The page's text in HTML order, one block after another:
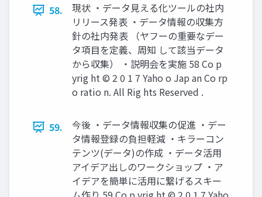
58.
現状 ・データ見える化ツールの社内
リリース発表 ・データ情報の収集方
針の社内発表 （ヤフーの重要なデー
タ項目を定義、周知 して該当データ
から収集） ・説明会を実施 58 Co p
yrig ht © 2 0 1 7 Yaho o Jap an Co rp
o ratio n. All Rig hts Reserved .
59.
今後 ・データ情報収集の促進 ・デー
タ情報登録の負担軽減 ・キラーコン
テンツ(データ)の作成 ・データ活用
アイデア出しのワークショップ ・ア
イデアを簡単に活用に繋げるスキー